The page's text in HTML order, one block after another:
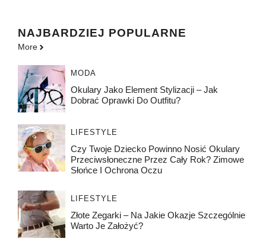
NAJBARDZIEJ POPULARNE
More
MODA
Okulary Jako Element Stylizacji – Jak
Dobrać Oprawki Do Outfitu?
LIFESTYLE
Czy Twoje Dziecko Powinno Nosić Okulary
Przeciwsłoneczne Przez Cały Rok? Zimowe
Słońce I Ochrona Oczu
LIFESTYLE
Złote Zegarki – Na Jakie Okazje Szczególnie
Warto Je Założyć?